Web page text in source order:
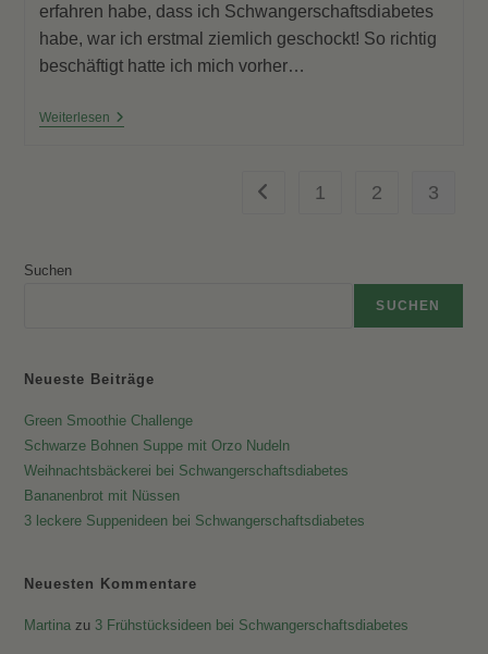
erfahren habe, dass ich Schwangerschaftsdiabetes
habe, war ich erstmal ziemlich geschockt! So richtig
beschäftigt hatte ich mich vorher…
WeiterlesenSchwangerschaftsdiabetes?
Gehe zur vorherigen Seite
1 2 3
Suchen
SUCHEN
Neueste Beiträge
Green Smoothie Challenge
Schwarze Bohnen Suppe mit Orzo Nudeln
Weihnachtsbäckerei bei Schwangerschaftsdiabetes
Bananenbrot mit Nüssen
3 leckere Suppenideen bei Schwangerschaftsdiabetes
Neuesten Kommentare
Martina zu 3 Frühstücksideen bei Schwangerschaftsdiabetes